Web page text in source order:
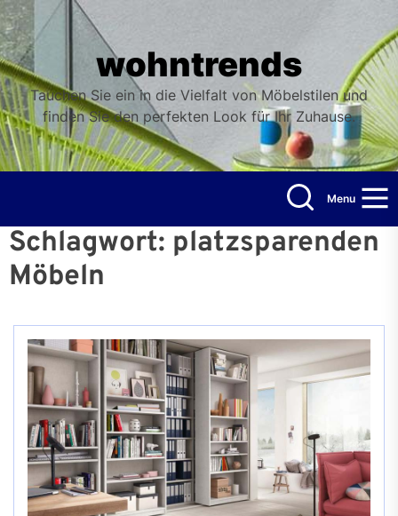
Skip
to
the
content
wohntrends
Tauchen Sie ein in die Vielfalt von Möbelstilen und
finden Sie den perfekten Look für Ihr Zuhause.
Menu
Schlagwort: platzsparenden
Möbeln